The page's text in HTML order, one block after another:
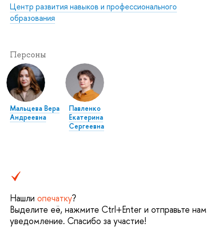
Центр развития навыков и профессионального
образования
Персоны
Мальцева Вера
Андреевна
Павленко
Екатерина
Сергеевна
Нашли опечатку?
Выделите её, нажмите Ctrl+Enter и отправьте нам
уведомление. Спасибо за участие!